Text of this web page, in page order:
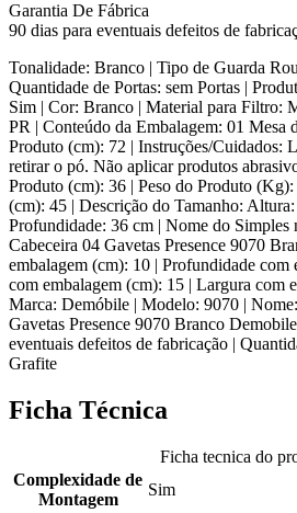
Garantia De Fábrica
90 dias para eventuais defeitos de
Tonalidade: Branco | Tipo de Guarda
Quantidade de Portas: sem Portas |
Sim | Cor: Branco | Material para Filtro:
PR | Conteúdo da Embalagem: 01 Mesa
Produto (cm): 72 | Instruções/Cuidados:
retirar o pó. Não aplicar produtos
Produto (cm): 36 | Peso do Produto
(cm): 45 | Descrição do Tamanho:
Profundidade: 36 cm | Nome do Simples
Cabeceira 04 Gavetas Presence 9070
embalagem (cm): 10 | Profundidade com
com embalagem (cm): 15 | Largura com
Marca: Demóbile | Modelo: 9070 |
Gavetas Presence 9070 Branco
eventuais defeitos de fabricação |
Grafite
Ficha Técnica
Ficha tecnica do
Complexidade de
Montagem
Sim